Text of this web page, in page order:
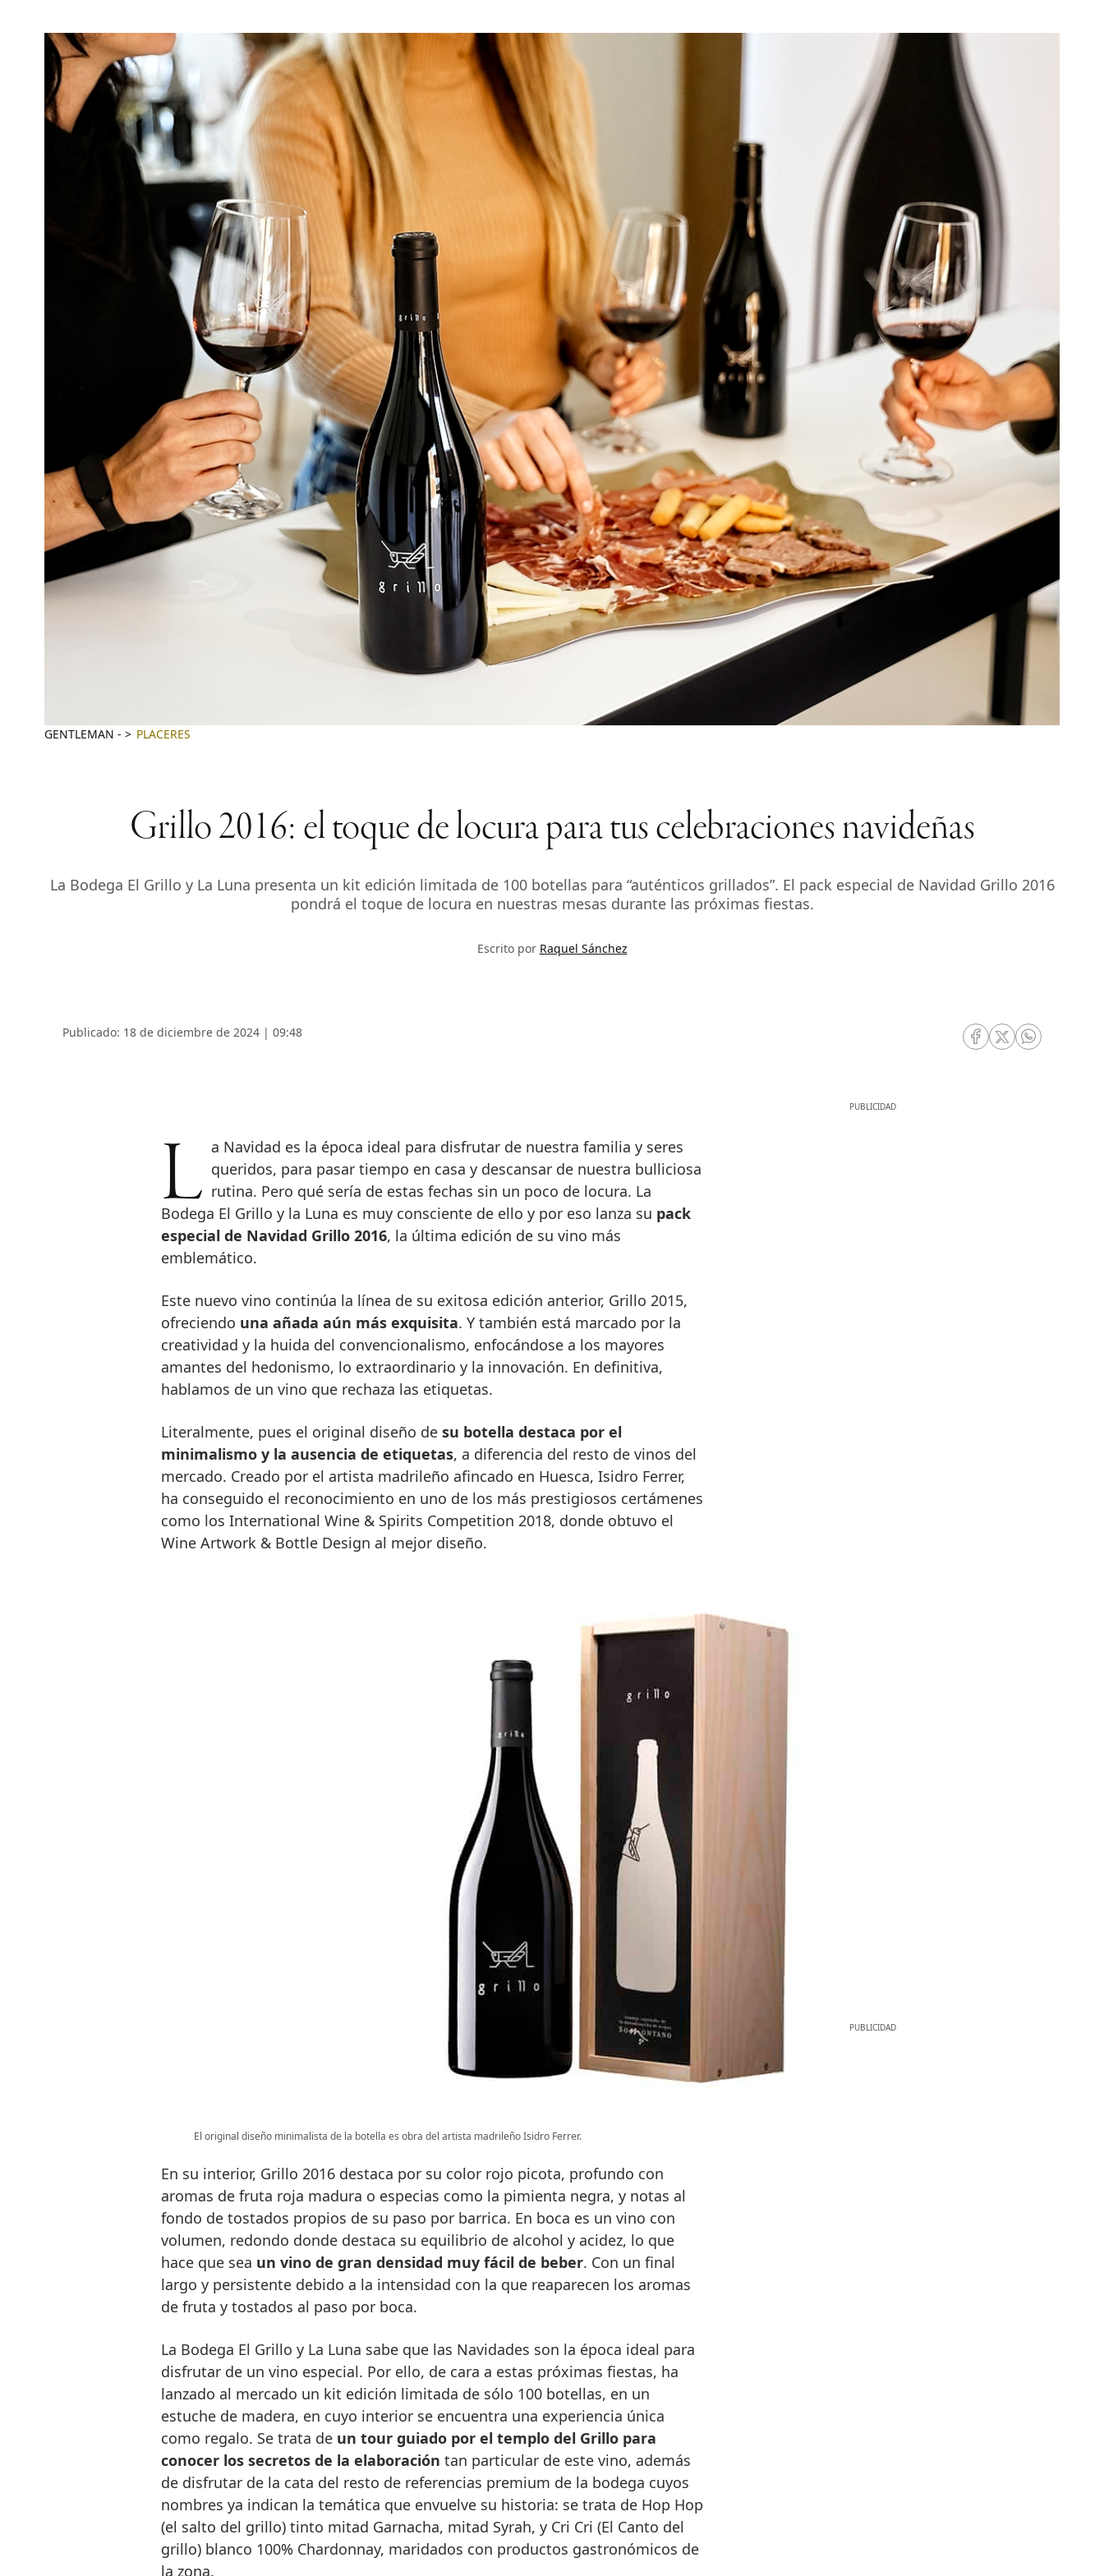
GENTLEMAN - PLACERES
Grillo 2016: el toque de locura para tus celebraciones navideñas
La Bodega El Grillo y La Luna presenta un kit edición limitada de 100 botellas para “auténticos grillados”. El pack especial de Navidad Grillo 2016
pondrá el toque de locura en nuestras mesas durante las próximas fiestas.
Escrito por Raquel Sánchez
Publicado: 18 de diciembre de 2024 | 09:48
RRSS Facebook
RRSS Twitter
RRSS
La Navidad es la época ideal para disfrutar de nuestra familia y seres queridos, para pasar tiempo en casa y descansar de nuestra bulliciosa
rutina. Pero qué sería de estas fechas sin un poco de locura. La
Bodega El Grillo y la Luna es muy consciente de ello y por eso lanza su pack
especial de Navidad Grillo 2016, la última edición de su vino más
emblemático.
Este nuevo vino continúa la línea de su exitosa edición anterior, Grillo 2015,
ofreciendo una añada aún más exquisita. Y también está marcado por la
creatividad y la huida del convencionalismo, enfocándose a los mayores
amantes del hedonismo, lo extraordinario y la innovación. En definitiva,
hablamos de un vino que rechaza las etiquetas.
Literalmente, pues el original diseño de su botella destaca por el
minimalismo y la ausencia de etiquetas, a diferencia del resto de vinos del
mercado. Creado por el artista madrileño afincado en Huesca, Isidro Ferrer,
ha conseguido el reconocimiento en uno de los más prestigiosos certámenes
como los International Wine & Spirits Competition 2018, donde obtuvo el
Wine Artwork & Bottle Design al mejor diseño.
El original diseño minimalista de la botella es obra del artista madrileño Isidro Ferrer.
En su interior, Grillo 2016 destaca por su color rojo picota, profundo con
aromas de fruta roja madura o especias como la pimienta negra, y notas al
fondo de tostados propios de su paso por barrica. En boca es un vino con
volumen, redondo donde destaca su equilibrio de alcohol y acidez, lo que
hace que sea un vino de gran densidad muy fácil de beber. Con un final
largo y persistente debido a la intensidad con la que reaparecen los aromas
de fruta y tostados al paso por boca.
La Bodega El Grillo y La Luna sabe que las Navidades son la época ideal para
disfrutar de un vino especial. Por ello, de cara a estas próximas fiestas, ha
lanzado al mercado un kit edición limitada de sólo 100 botellas, en un
estuche de madera, en cuyo interior se encuentra una experiencia única
como regalo. Se trata de un tour guiado por el templo del Grillo para
conocer los secretos de la elaboración tan particular de este vino, además
de disfrutar de la cata del resto de referencias premium de la bodega cuyos
nombres ya indican la temática que envuelve su historia: se trata de Hop Hop
(el salto del grillo) tinto mitad Garnacha, mitad Syrah, y Cri Cri (El Canto del
grillo) blanco 100% Chardonnay, maridados con productos gastronómicos de
la zona.